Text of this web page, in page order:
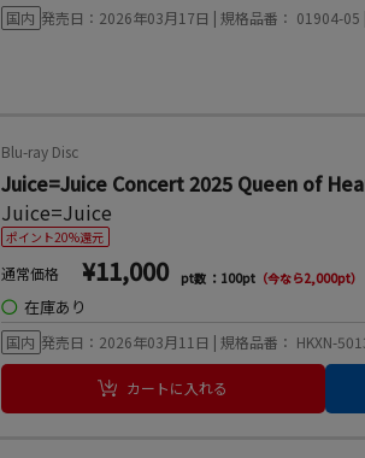
国内 発売日：2026年03月17日 | 規格品番： 01904-05
Blu-ray Disc
Juice=Juice Concert 2025 Queen of
Juice=Juice
ポイント20%還元
通常価格 ¥11,000 pt数 ：100pt （今なら2,000pt）
◯ 在庫あり
国内 発売日：2026年03月11日 | 規格品番： HKXN-
カートに入れる